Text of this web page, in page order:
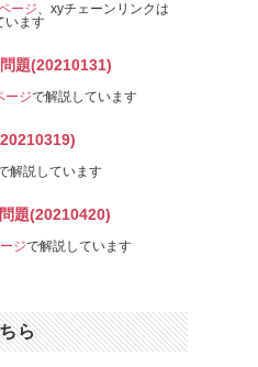
ージ、xyチェーンリンクは
います
題(20210131)
ージで解説しています
解説しています
題(20210420)
ジで解説しています
ら